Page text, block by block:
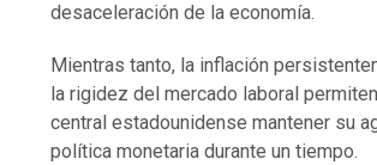
desaceleración de la economía.
Mientras tanto, la inflación
la rigidez del mercado laboral
central estadounidense mantener su
política monetaria durante un tiempo.